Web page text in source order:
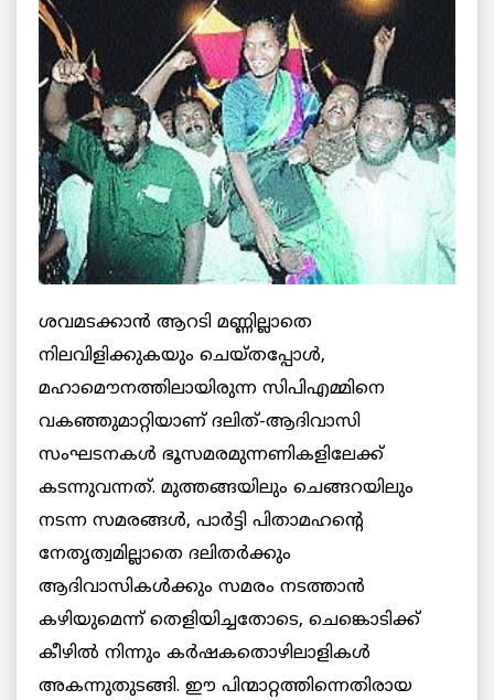
ശവമടക്കാന്‍ ആറടി മണ്ണില്ലാതെ
നിലവിളിക്കുകയും ചെയ്തപ്പോള്‍,
മഹാമൌനത്തിലായിരുന്ന സിപിഎമ്മിനെ
വകഞ്ഞുമാറ്റിയാണ് ദലിത്-ആദിവാസി
സംഘടനകള്‍ ഭൂസമരമുന്നണികളിലേക്ക്
കടന്നുവന്നത്. മുത്തങ്ങയിലും ചെങ്ങറയിലും
നടന്ന സമരങ്ങള്‍, പാര്‍ട്ടി പിതാമഹന്റെ
നേതൃത്വമില്ലാതെ ദലിതര്‍ക്കും
ആദിവാസികള്‍ക്കും സമരം നടത്താന്‍
കഴിയുമെന്ന് തെളിയിച്ചതോടെ, ചെങ്കൊടിക്ക്
കീഴില്‍ നിന്നും കര്‍ഷകതൊഴിലാളികള്‍
അകന്നുതുടങ്ങി. ഈ പിന്മാറ്റത്തിന്നെതിരായ